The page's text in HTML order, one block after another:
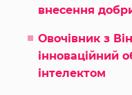
внесення
Овочівник з
інноваційний
інтелектом